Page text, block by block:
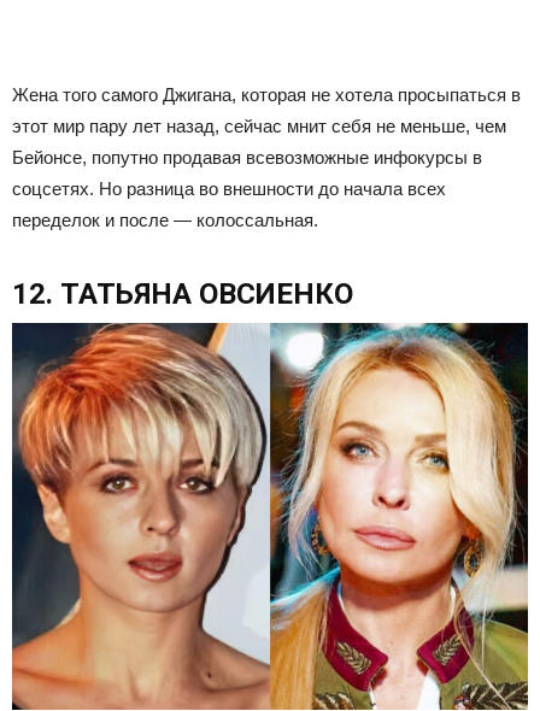
Жена того самого Джигана, которая не хотела просыпаться в
этот мир пару лет назад, сейчас мнит себя не меньше, чем
Бейонсе, попутно продавая всевозможные инфокурсы в
соцсетях. Но разница во внешности до начала всех
переделок и после — колоссальная.
12. ТАТЬЯНА ОВСИЕНКО